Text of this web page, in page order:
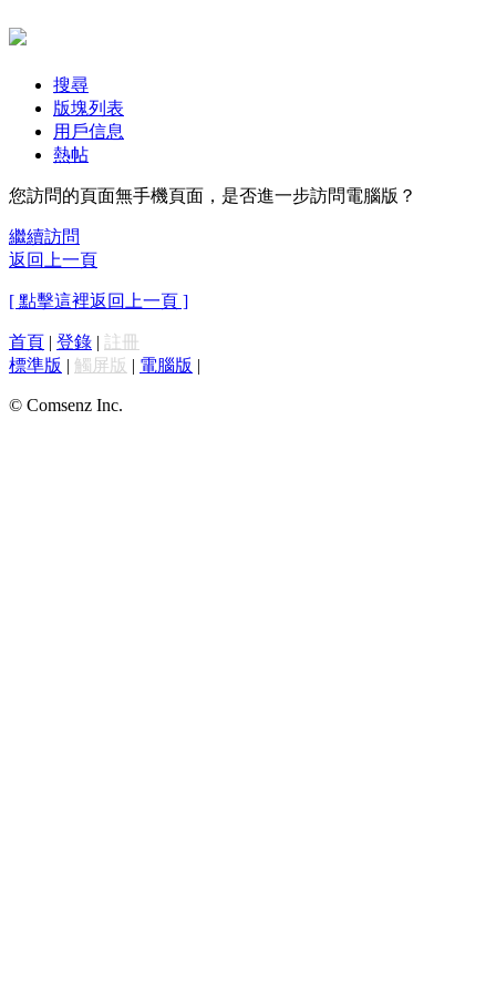
搜尋
版塊列表
用戶信息
熱帖
您訪問的頁面無手機頁面，是否進一步訪問電腦版？
繼續訪問
返回上一頁
[ 點擊這裡返回上一頁 ]
首頁 | 登錄 | 註冊
標準版 | 觸屏版 | 電腦版 |
© Comsenz Inc.